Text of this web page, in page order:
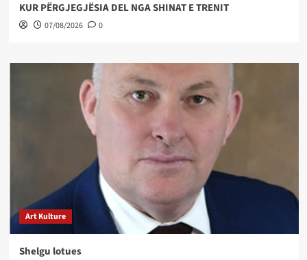
KUR PËRGJEGJËSIA DEL NGA SHINAT E TRENIT
07/08/2026 0
Art Kulture
Shelgu lotues